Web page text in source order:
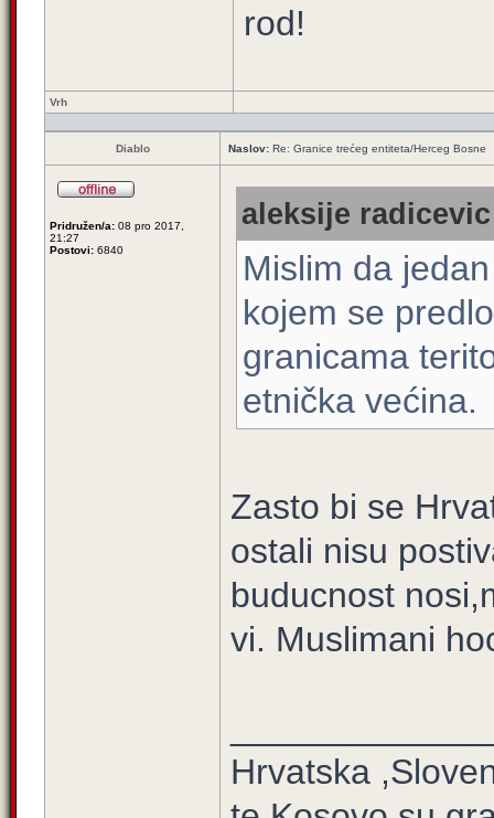
rod!
Vrh
Diablo Naslov: Re: Granice trećeg entiteta/Herceg Bosne
Pridružen/a: 08 pro 2017,
21:27
Postovi: 6840
aleksije
Mislim da
kojem se
granicama
etnička većina.
Zasto bi se
ostali nisu
buducnost
vi. Muslimani
Hrvatska